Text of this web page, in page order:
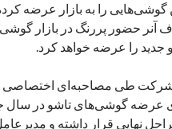
گوشی‌هایی را به بازار عرضه
آنر حضور پررنگ در بازار
را عرضه خواهد کرد.
طی مصاحبه‌ای اختصاصی
عرضه گوشی‌های تاشو در سال
نهایی قرار داشته و